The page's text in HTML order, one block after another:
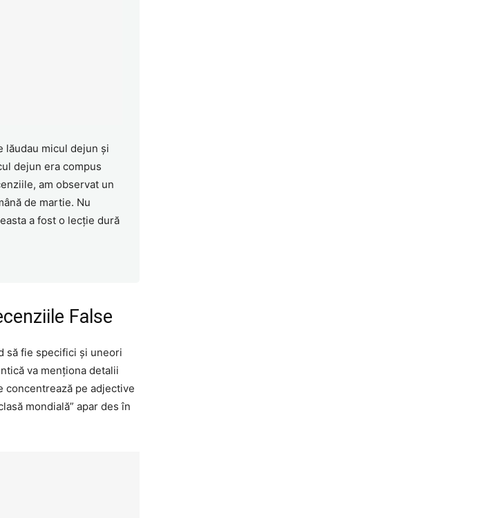
lăudau micul dejun și
dejun era compus
am observat un
de martie. Nu
a fost o lecție dură
False
să fie specifici și uneori
va menționa detalii
concentrează pe adjective
mondială” apar des în